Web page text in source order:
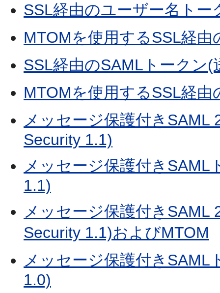
SSL経由のユーザー名トー
MTOMを使用するSSL経
SSL経由のSAMLトークン(
MTOMを使用するSSL経
メッセージ保護付きSAML
Security 1.1)
メッセージ保護付きSAML
1.1)
メッセージ保護付きSAML
Security 1.1)およびMTOM
メッセージ保護付きSAML
1.0)